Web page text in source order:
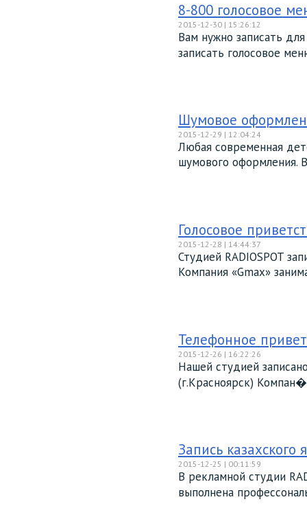
8-800 голосовое
2015-12-30 | 15:26:12
Вам нужно записать
записать голосовое
Шумовое
2015-12-29 | 12:04:24
Любая современная
шумового оформления.
Голосовое
2015-12-28 | 14:44:37
Студией RADIOSPOT
Компания «Gmax»
Телефонное
2015-12-26 | 16:22:26
Нашей студией
(г.Красноярск)
Запись казахского
2015-12-25 | 00:11:59
В рекламной студии
выполнена